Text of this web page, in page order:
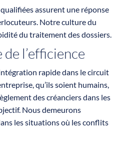
assurent une réponse
Notre culture du
du traitement des dossiers.
l’efficience
rapide dans le circuit
qu’ils soient humains,
des créanciers dans les
Nous demeurons
les situations où les conflits